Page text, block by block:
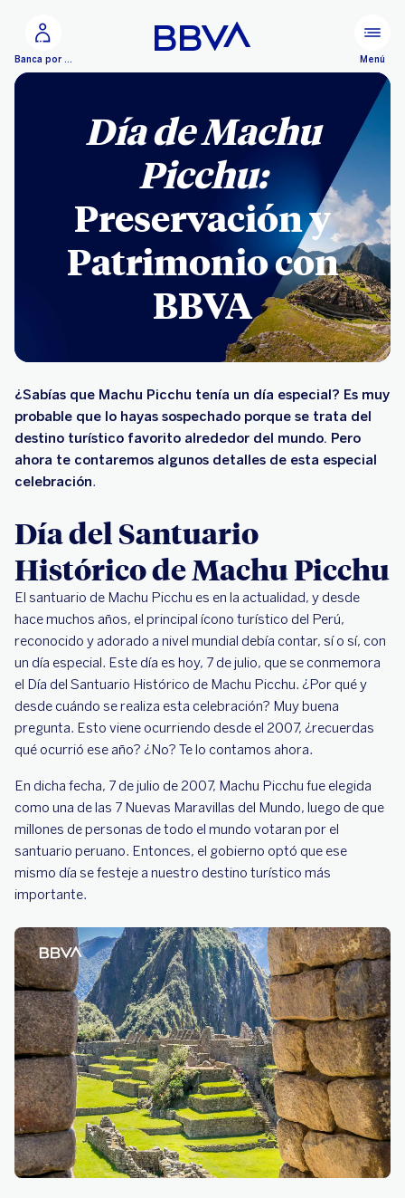
Banca por Internet Menú
Día de Machu
Picchu:
Preservación y
Patrimonio con
BBVA
¿Sabías que Machu Picchu tenía un día especial? Es muy
probable que lo hayas sospechado porque se trata del
destino turístico favorito alrededor del mundo. Pero
ahora te contaremos algunos detalles de esta especial
celebración.
Día del Santuario
Histórico de Machu Picchu
El santuario de Machu Picchu es en la actualidad, y desde
hace muchos años, el principal ícono turístico del Perú,
reconocido y adorado a nivel mundial debía contar, sí o sí, con
un día especial. Este día es hoy, 7 de julio, que se conmemora
el Día del Santuario Histórico de Machu Picchu. ¿Por qué y
desde cuándo se realiza esta celebración? Muy buena
pregunta. Esto viene ocurriendo desde el 2007, ¿recuerdas
qué ocurrió ese año? ¿No? Te lo contamos ahora.
En dicha fecha, 7 de julio de 2007, Machu Picchu fue elegida
como una de las 7 Nuevas Maravillas del Mundo, luego de que
millones de personas de todo el mundo votaran por el
santuario peruano. Entonces, el gobierno optó que ese
mismo día se festeje a nuestro destino turístico más
importante.